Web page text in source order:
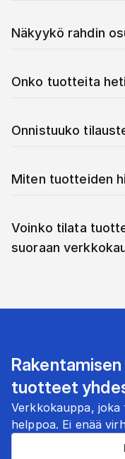
Näkyykö rahdin
Onko tuotteita
Onnistuuko
Miten tuotteiden
Voinko tilata
suoraan
tuotteet
Verkkokauppa,
helppoa. Ei enää